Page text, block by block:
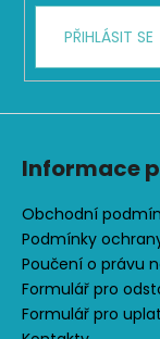
PŘIHLÁSIT SE
Informace
Obchodní
Podmínky
Poučení o právu
Formulář pro
Formulář pro